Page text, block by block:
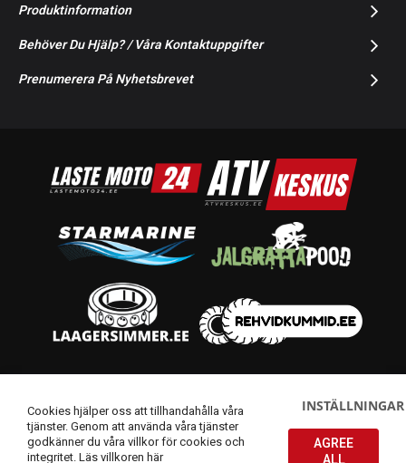
Produktinformation
Behöver Du Hjälp? / Våra Kontaktuppgifter
Prenumerera På Nyhetsbrevet
Cookies hjälper oss att tillhandahålla våra
tjänster. Genom att använda våra tjänster
godkänner du våra villkor för cookies och
integritet.Läs villkoren här
INSTÄLLNINGAR
AGREE